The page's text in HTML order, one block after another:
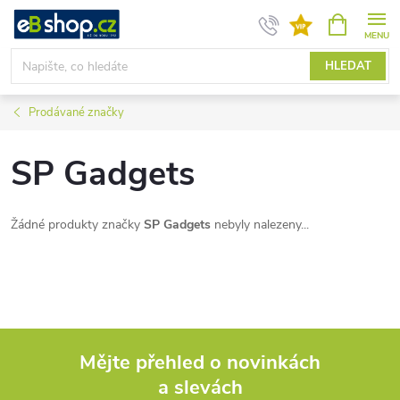
Přejít
obsah
HLEDAT
NÁKUPNÍ
KOŠÍK
Prodávané značky
SP Gadgets
Žádné produkty značky SP Gadgets nebyly nalezeny...
Mějte přehled o novinkách
a slevách